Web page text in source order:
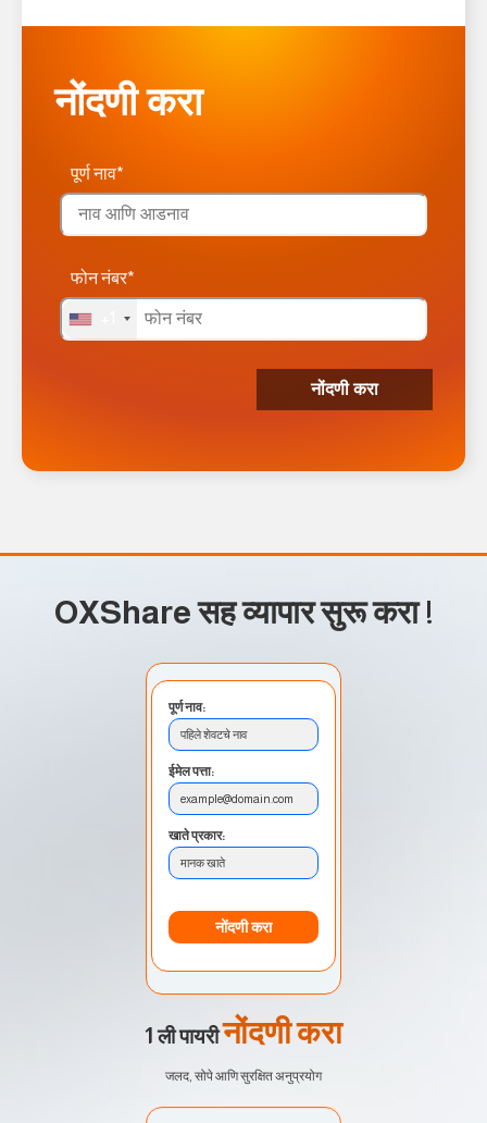
नोंदणी करा
पूर्ण नाव*
फोन नंबर*
OXShare सह व्यापार सुरू करा!
पूर्ण नाव:
पहिले शेवटचे नाव
ईमेल पत्ता:
example@domain.com
खाते प्रकार:
मानक खाते
नोंदणी करा
1 ली पायरीनोंदणी करा
जलद, सोपे आणि सुरक्षित अनुप्रयोग